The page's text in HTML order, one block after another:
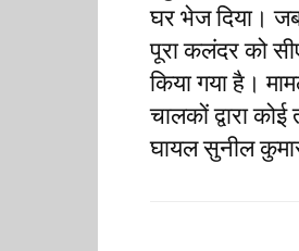
घर भेज दिया।
पूरा कलंदर को
किया गया है।
चालकों द्वारा
घायल सुनील